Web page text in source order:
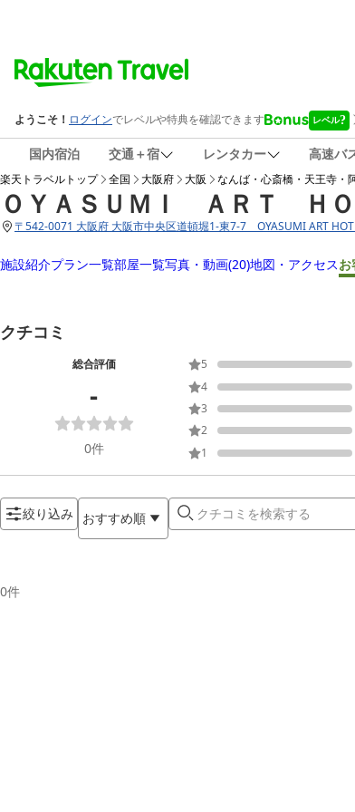
国内宿泊 交通＋宿 レンタカー 高速バ
楽天トラベルトップ 全国 大阪府 大阪 なんば・心斎橋・天王寺・
ＯＹＡＳＵＭＩ ＡＲＴ Ｈ
〒542-0071 大阪府 大阪市中央区道頓堀1-東7-7 OYASUMI ART
施設紹介プラン一覧部屋一覧写真・動画(20)地図・アクセスお
クチコミ
総合評価
-
0件
5
4
3
2
1
絞り込み おすすめ順
0件